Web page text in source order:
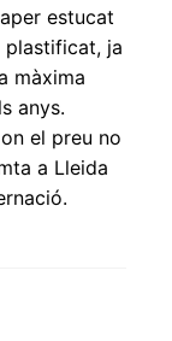
estucat
ja
màxima
anys.
el preu no
a Lleida